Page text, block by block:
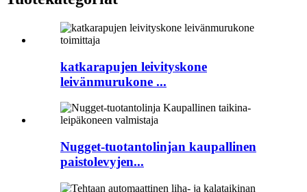
katkarapujen leivityskone
leivänmurukone ...
Nugget-tuotantolinjan kaupallinen
paistolevyjen...